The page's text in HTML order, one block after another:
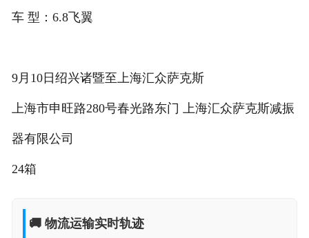
车 型：6.8飞翼
9月10日绍兴诸暨至上海汇众萨克斯
上海市申旺路280号春光路东门 上海汇众萨克斯减振
器有限公司
24箱
🚚 物流运输实时轨迹